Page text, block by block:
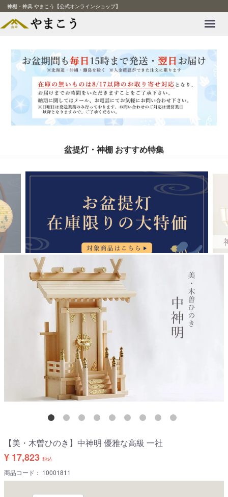
神棚・神具 やまこう【公式オンラインショップ】
盆提灯・神棚 おすすめ特集
【美・木曽ひのき】中神明 優雅な高級 一社
¥ 17,823 税込
商品コード： 10001811